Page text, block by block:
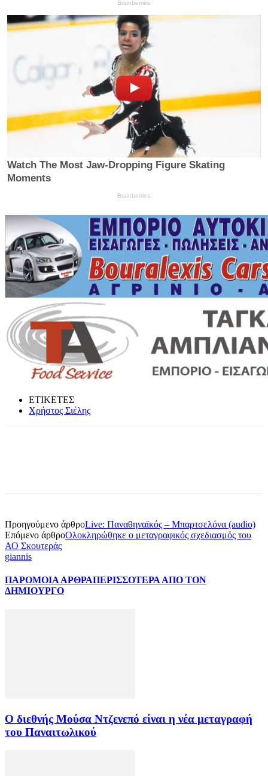
ΕΤΙΚΕΤΕΣ
Χρήστος Σιέλης
Προηγούμενο άρθροLive: Παναθηναϊκός – Μπαρτσελόνα (audio)
Επόμενο άρθροΟλοκληρώθηκε ο μεταγραφικός σχεδιασμός του
ΑΟ Σκουτεράς
giannis
ΠΑΡΟΜΟΙΑ ΑΡΘΡΑΠΕΡΙΣΣΟΤΕΡΑ ΑΠΟ ΤΟΝ
ΔΗΜΙΟΥΡΓΟ
Ο διεθνής Μούσα Ντζενεπό είναι η νέα μεταγραφή
του Παναιτωλικού